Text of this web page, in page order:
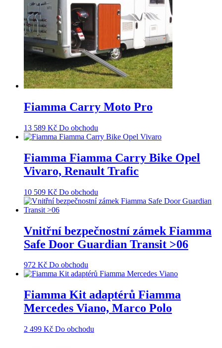
Fiamma Carry Moto Pro
13 589 Kč Do obchodu
Fiamma Fiamma Carry Bike Opel
Vivaro, Renault Trafic
10 509 Kč Do obchodu
Vnitřní bezpečnostní zámek Fiamma
Safe Door Guardian Transit >06
972 Kč Do obchodu
Fiamma Kit adaptérů Fiamma
Mercedes Viano, Marco Polo
2 499 Kč Do obchodu